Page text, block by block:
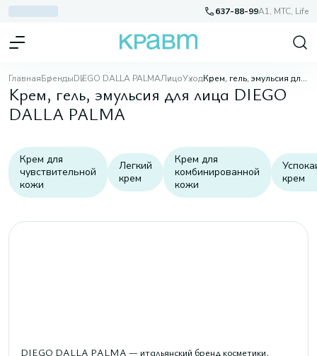
637-88-99A1, МТС, Life
ГлавнаяБрендыDIEGO DALLA PALMAЛицоУход Крем, гель, эмульсия для лица
Крем, гель, эмульсия для лица DIEGO
DALLA PALMA
Крем для
чувствительной
кожи
Легкий
крем
Крем для
комбинированной
кожи
крем
DIEGO DALLA PALMA — итальянский бренд косметики,